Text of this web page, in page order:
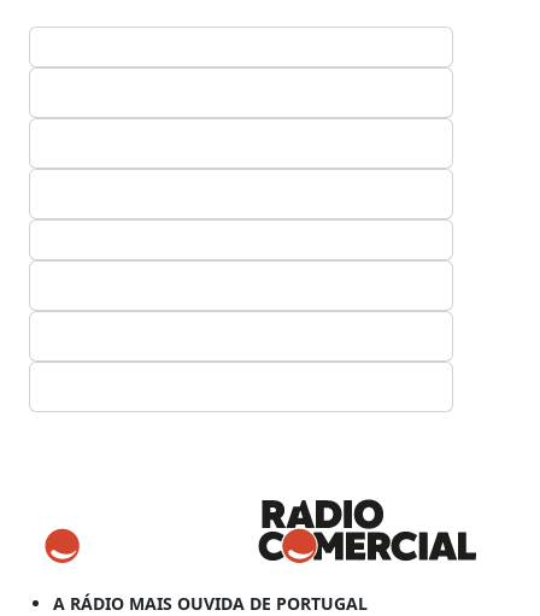
A RÁDIO MAIS OUVIDA DE PORTUGAL